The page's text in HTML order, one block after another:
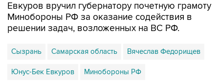
Евкуров вручил губернатору почетную грамоту
Минобороны РФ за оказание содействия в
решении задач, возложенных на ВС РФ.
Сызрань Самарская область Вячеслав Федорищев
Юнус-Бек Евкуров Минобороны РФ